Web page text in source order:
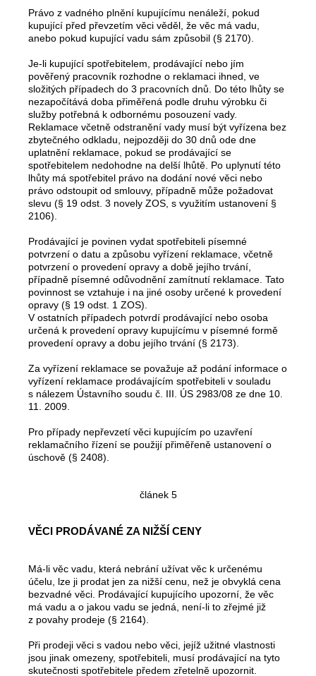
Právo z vadného plnění kupujícímu nenáleží, pokud
kupující před převzetím věci věděl, že věc má vadu,
anebo pokud kupující vadu sám způsobil (§ 2170).
Je-li kupující spotřebitelem, prodávající nebo jím
pověřený pracovník rozhodne o reklamaci ihned, ve
složitých případech do 3 pracovních dnů. Do této lhůty se
nezapočítává doba přiměřená podle druhu výrobku či
služby potřebná k odbornému posouzení vady.
Reklamace včetně odstranění vady musí být vyřízena bez
zbytečného odkladu, nejpozději do 30 dnů ode dne
uplatnění reklamace, pokud se prodávající se
spotřebitelem nedohodne na delší lhůtě. Po uplynutí této
lhůty má spotřebitel právo na dodání nové věci nebo
právo odstoupit od smlouvy, případně může požadovat
slevu (§ 19 odst. 3 novely ZOS, s využitím ustanovení §
2106).
Prodávající je povinen vydat spotřebiteli písemné
potvrzení o datu a způsobu vyřízení reklamace, včetně
potvrzení o provedení opravy a době jejího trvání,
případně písemné odůvodnění zamítnutí reklamace. Tato
povinnost se vztahuje i na jiné osoby určené k provedení
opravy (§ 19 odst. 1 ZOS).
V ostatních případech potvrdí prodávající nebo osoba
určená k provedení opravy kupujícímu v písemné formě
provedení opravy a dobu jejího trvání (§ 2173).
Za vyřízení reklamace se považuje až podání informace o
vyřízení reklamace prodávajícím spotřebiteli v souladu
s nálezem Ústavního soudu č. III. ÚS 2983/08 ze dne 10.
11. 2009.
Pro případy nepřevzetí věci kupujícím po uzavření
reklamačního řízení se použijí přiměřeně ustanovení o
úschově (§ 2408).
článek 5
VĚCI PRODÁVANÉ ZA NIŽŠÍ CENY
Má-li věc vadu, která nebrání užívat věc k určenému
účelu, lze ji prodat jen za nižší cenu, než je obvyklá cena
bezvadné věci. Prodávající kupujícího upozorní, že věc
má vadu a o jakou vadu se jedná, není-li to zřejmé již
z povahy prodeje (§ 2164).
Při prodeji věci s vadou nebo věci, jejíž užitné vlastnosti
jsou jinak omezeny, spotřebiteli, musí prodávající na tyto
skutečnosti spotřebitele předem zřetelně upozornit.